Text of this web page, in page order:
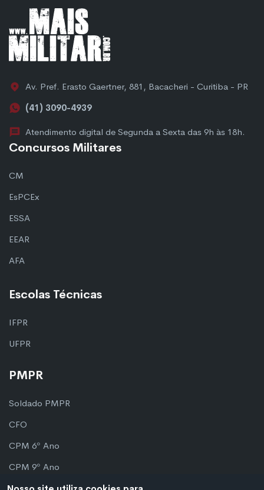
Av. Pref. Erasto Gaertner, 881, Bacacheri - Curitiba - PR
(41) 3090-4939
Atendimento digital de Segunda a Sexta das 9h às 18h.
Concursos Militares
CM
EsPCEx
ESSA
EEAR
AFA
Escolas Técnicas
IFPR
UFPR
PMPR
Soldado PMPR
CFO
CPM 6º Ano
CPM 9º Ano